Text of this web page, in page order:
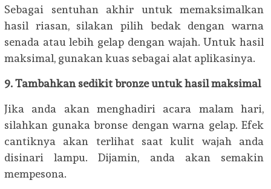
Sebagai sentuhan akhir untuk memaksimalkan
hasil riasan, silakan pilih bedak dengan warna
senada atau lebih gelap dengan wajah. Untuk hasil
maksimal, gunakan kuas sebagai alat aplikasinya.
9. Tambahkan sedikit bronze untuk hasil maksimal
Jika anda akan menghadiri acara malam hari,
silahkan gunaka bronse dengan warna gelap. Efek
cantiknya akan terlihat saat kulit wajah anda
disinari lampu. Dijamin, anda akan semakin
mempesona.